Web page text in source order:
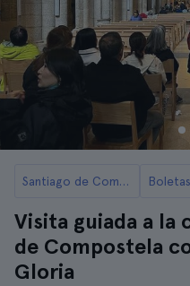
Santiago de Compostela
Visita guiada a la
de Compostela
Gloria